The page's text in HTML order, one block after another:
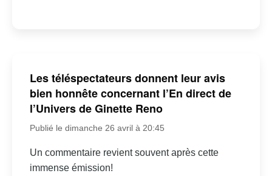
Les téléspectateurs donnent leur avis
bien honnête concernant l’En direct de
l’Univers de Ginette Reno
Publié le dimanche 26 avril à 20:45
Un commentaire revient souvent après cette
immense émission!